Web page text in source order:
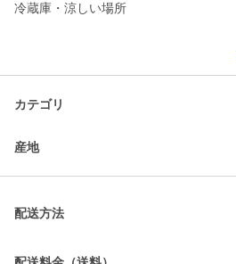
冷蔵庫・涼しい場所
カテゴリ
産地
配送方法